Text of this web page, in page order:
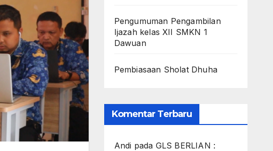
Pengumuman Pengambilan
Ijazah kelas XII SMKN 1
Dawuan
Pembiasaan Sholat Dhuha
Komentar Terbaru
Andi pada GLS BERLIAN :